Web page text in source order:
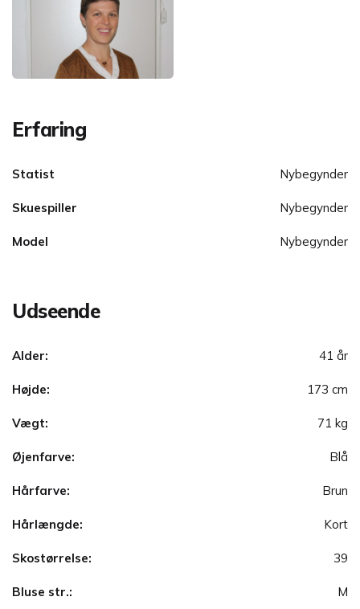
Erfaring
Statist Nybegynder
Skuespiller Nybegynder
Model Nybegynder
Udseende
Alder: 41 år
Højde: 173 cm
Vægt: 71 kg
Øjenfarve: Blå
Hårfarve: Brun
Hårlængde: Kort
Skostørrelse: 39
Bluse str.: M